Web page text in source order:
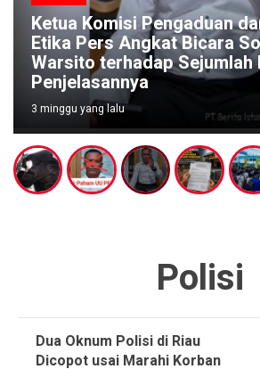
Headline
Pengaduan Warga
Diminta Segera Bubarkan
Judi di Pucangsari
1 bulan yang lalu
Polisi
Dua Oknum Polisi di Riau
Dicopot usai Marahi Korban